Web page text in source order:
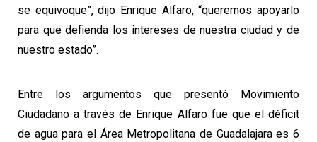
se equivoque”, dijo Enrique Alfaro, “queremos apoyarlo
para que defienda los intereses de nuestra ciudad y de
nuestro estado”.
Entre los argumentos que presentó Movimiento
Ciudadano a través de Enrique Alfaro fue que el déficit
de agua para el Área Metropolitana de Guadalajara es 6